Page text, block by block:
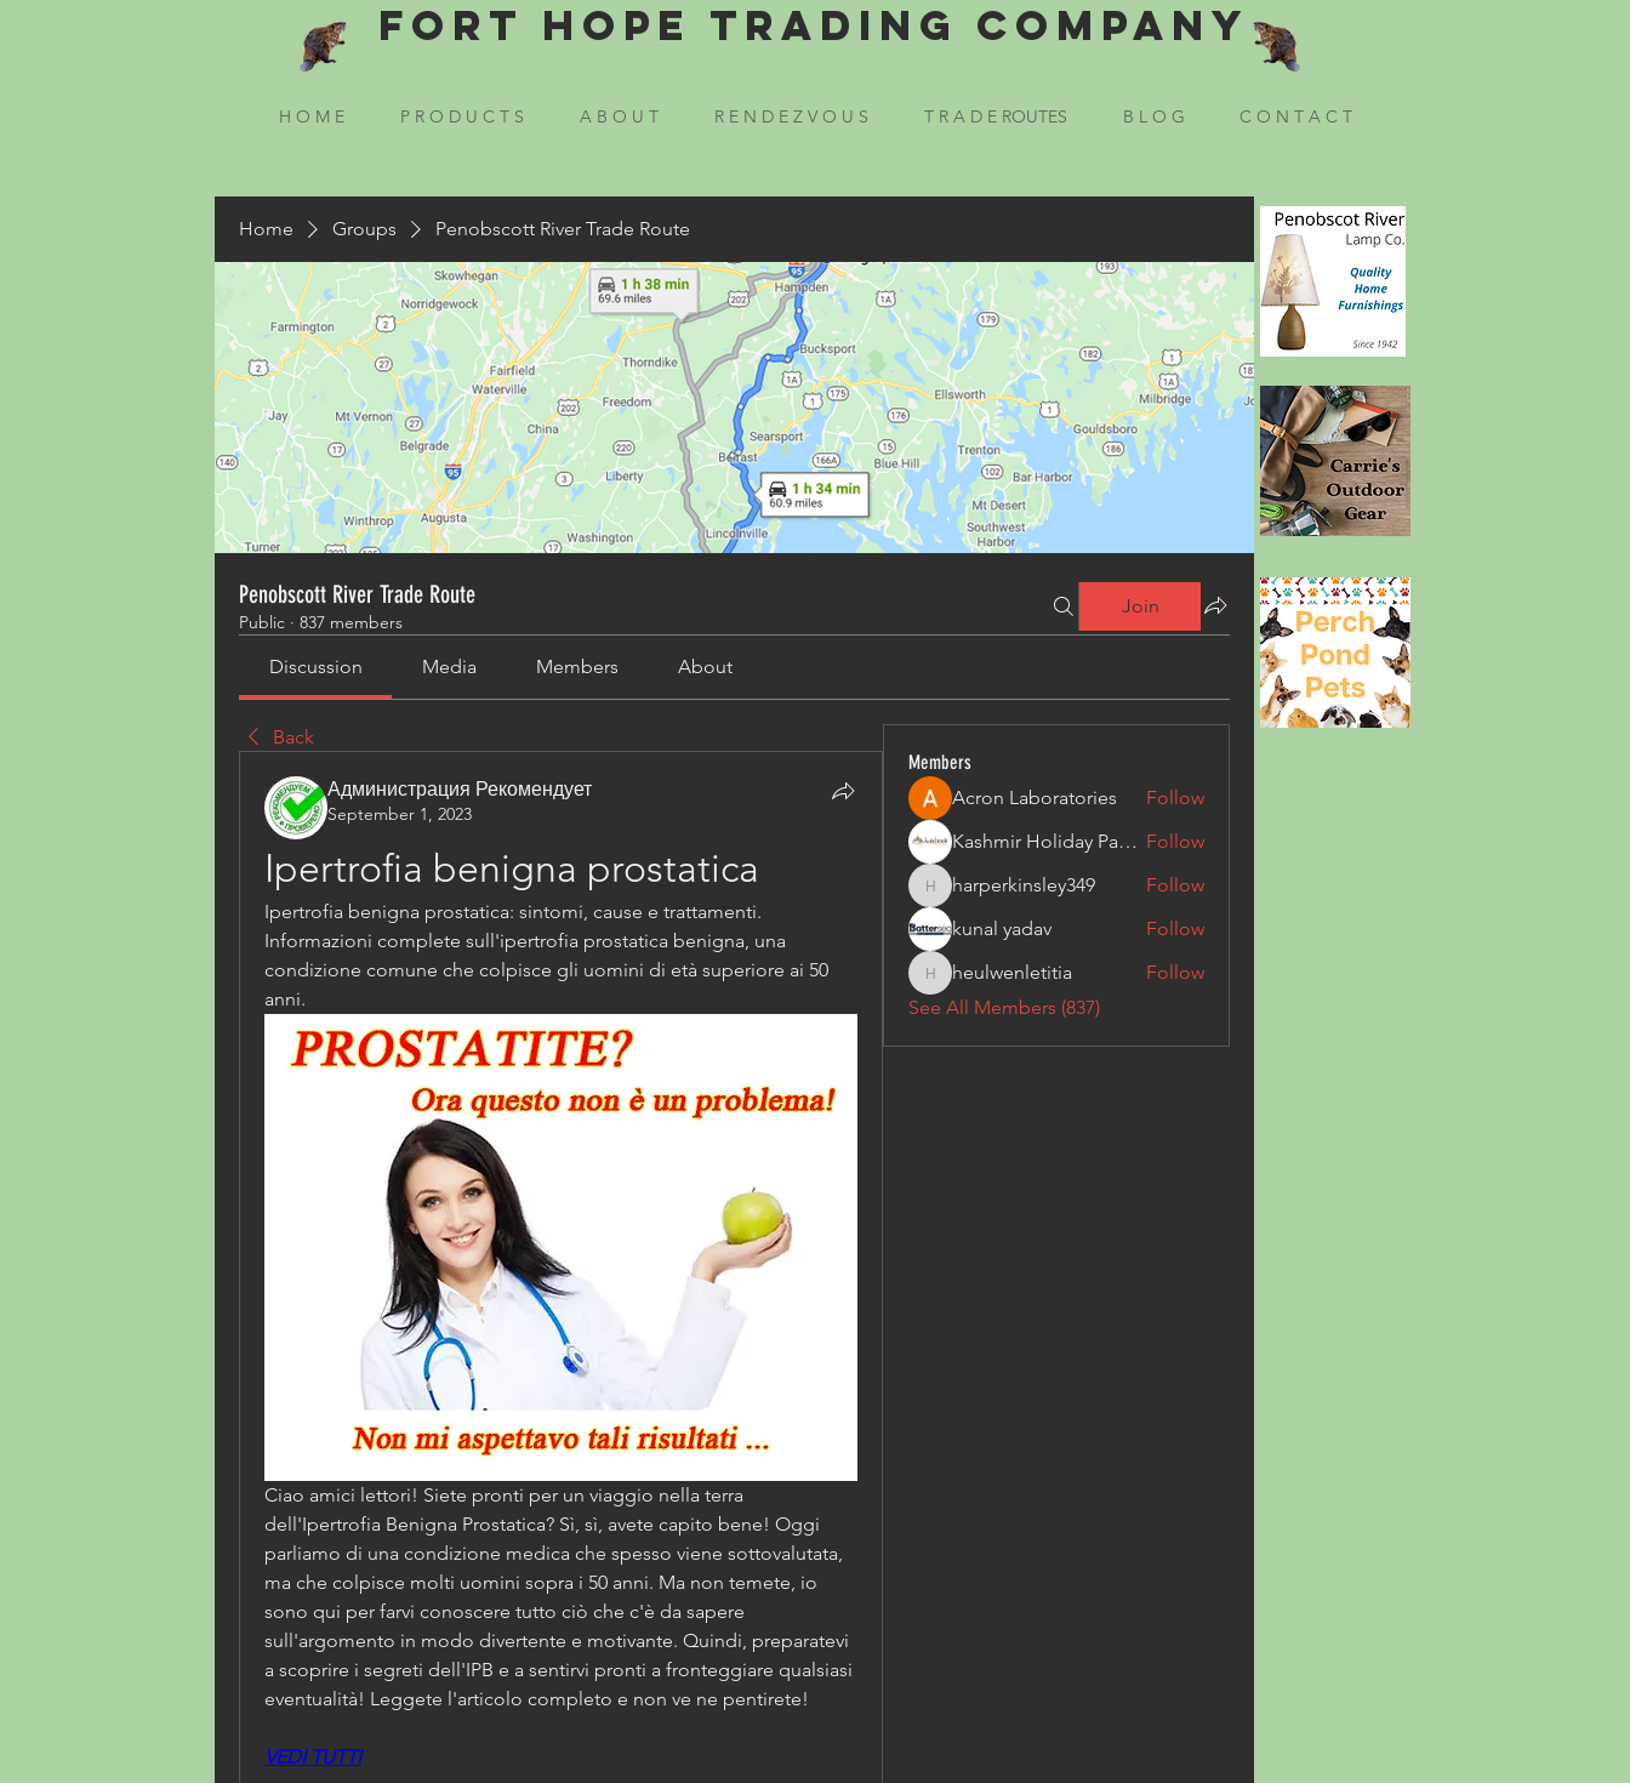
Fort Hope Trading Company
H O M E P R O D U C T S A B O U T R E N D E Z V O U S T R A D E ROUTES B L O G C O N T A C T
Home Groups Penobscott River Trade Route
Penobscott River Trade Route
Public · 837 members
Join
Discussion Media Members About
Back
Администрация Рекомендует
September 1, 2023
Ipertrofia benigna prostatica
Ipertrofia benigna prostatica: sintomi, cause e trattamenti.
Informazioni complete sull'ipertrofia prostatica benigna, una
condizione comune che colpisce gli uomini di età superiore ai 50
anni.
Ciao amici lettori! Siete pronti per un viaggio nella terra
dell'Ipertrofia Benigna Prostatica? Sì, sì, avete capito bene! Oggi
parliamo di una condizione medica che spesso viene sottovalutata,
ma che colpisce molti uomini sopra i 50 anni. Ma non temete, io
sono qui per farvi conoscere tutto ciò che c'è da sapere
sull'argomento in modo divertente e motivante. Quindi, preparatevi
a scoprire i segreti dell'IPB e a sentirvi pronti a fronteggiare qualsiasi
eventualità! Leggete l'articolo completo e non ve ne pentirete!
VEDI TUTTI
Members
Acron Laboratories
Follow
Kashmir Holiday Package Follow
harperkinsley349
harperkinsley349
Follow
kunal yadav
Follow
heulwenletitia
heulwenletitia
Follow
See All Members (837)